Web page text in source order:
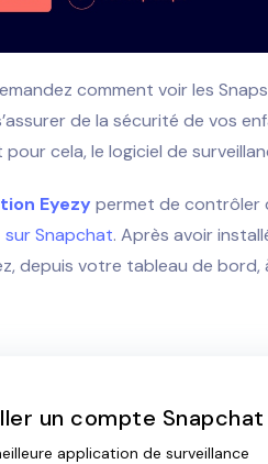
comment voir les
de la sécurité de vos
cela, le logiciel de
Eyezy permet de contrôler
Snapchat. Après avoir
depuis votre tableau de bord,
un compte Snapchat
application de surveillance